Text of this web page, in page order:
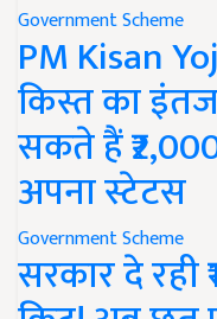
Government Scheme
PM Kisan
किस्त का
सकते हैं
अपना स्टेटस
Government Scheme
सरकार दे रही